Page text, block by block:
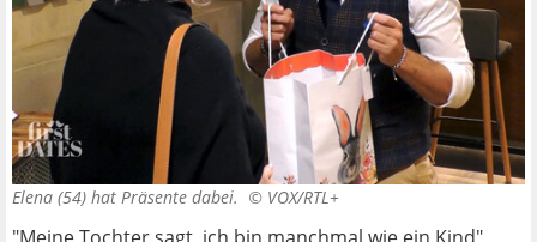
Elena (54) hat Präsente dabei. © VOX/RTL+